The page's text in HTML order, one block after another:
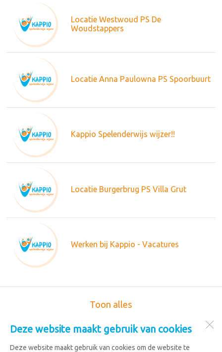
Deze website maakt gebruik van cookies
Deze website maakt gebruik van cookies om de website te
Locatie Westwoud PS De
Woudstappers
Locatie Anna Paulowna PS Spoorbuurt
Kappio Spelenderwijs wijzer!!
Locatie Burgerbrug PS Villa Grut
Werken bij Kappio - Vacatures
Toon alles
De Verwachting 3